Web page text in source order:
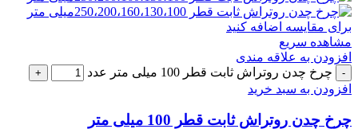
برای مقایسه اضافه کنید
مشاهده سریع
افزودن به علاقه مندی
چرخ چدن روتراش ثابت قطر 100 میلی متر عدد
افزودن به سبد خرید
چرخ چدن روتراش ثابت قطر 100 میلی متر